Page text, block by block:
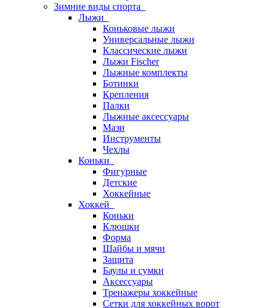
Зимние виды спорта
Лыжи
Коньковые лыжи
Универсальные лыжи
Классические лыжи
Лыжи Fischer
Лыжные комплекты
Ботинки
Крепления
Палки
Лыжные аксессуары
Мази
Инструменты
Чехлы
Коньки
Фигурные
Детские
Хоккейные
Хоккей
Коньки
Клюшки
Форма
Шайбы и мячи
Защита
Баулы и сумки
Аксессуары
Тренажеры хоккейные
Сетки для хоккейных ворот